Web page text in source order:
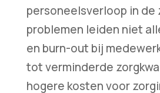
personeelsverloop in de
problemen leiden niet
en burn-out bij
tot verminderde
hogere kosten voor